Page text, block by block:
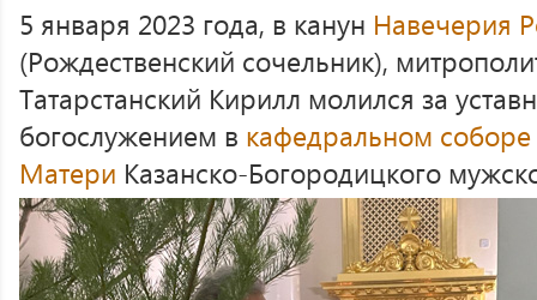
5 января 2023 года, в канун Навечерия
(Рождественский сочельник),
Татарстанский Кирилл молился за
богослужением в кафедральном
Матери Казанско-Богородицкого